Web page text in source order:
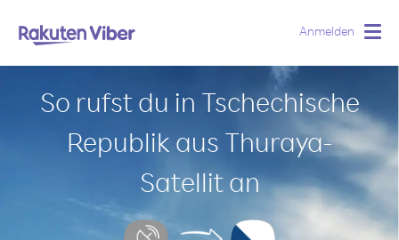
Anmelden
So rufst du in Tschechische
Republik aus Thuraya-
Satellit an